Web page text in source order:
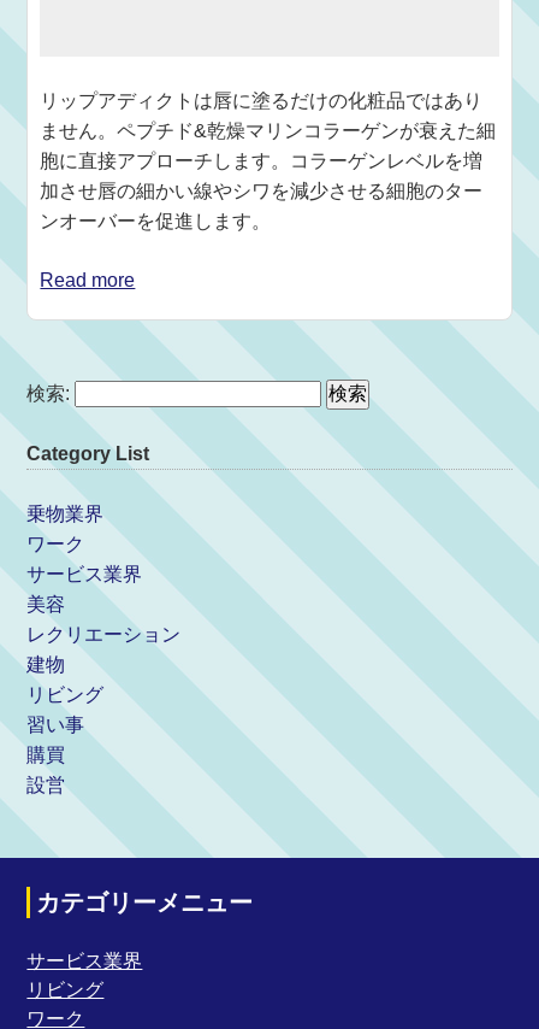
リップアディクトは唇に塗るだけの化粧品ではあり
ません。ペプチド&乾燥マリンコラーゲンが衰えた細
胞に直接アプローチします。コラーゲンレベルを増
加させ唇の細かい線やシワを減少させる細胞のター
ンオーバーを促進します。
Read more
検索:
Category List
乗物業界
ワーク
サービス業界
美容
レクリエーション
建物
リビング
習い事
購買
設営
カテゴリーメニュー
サービス業界
リビング
ワーク